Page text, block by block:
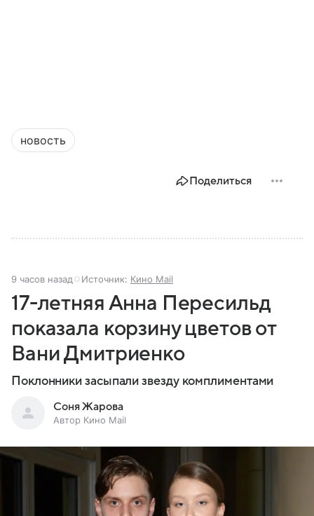
новость
Поделиться
9 часов назад Источник: Кино Mail
17-летняя Анна Пересильд
показала корзину цветов от
Вани Дмитриенко
Поклонники засыпали звезду комплиментами
Соня Жарова
Автор Кино Mail